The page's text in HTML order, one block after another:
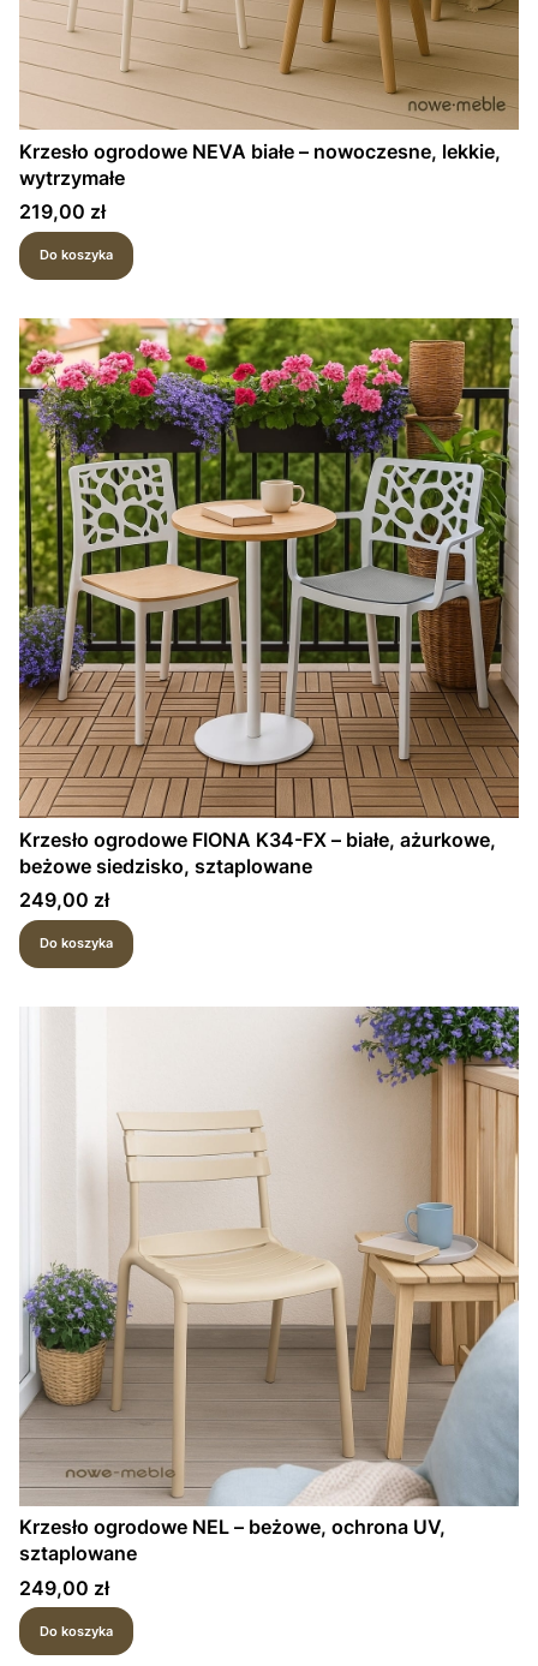
Krzesło ogrodowe NEVA białe – nowoczesne, lekkie,
wytrzymałe
Cena
219,00 zł
Do koszyka
Krzesło ogrodowe FIONA K34-FX – białe, ażurkowe,
beżowe siedzisko, sztaplowane
Cena
249,00 zł
Do koszyka
Krzesło ogrodowe NEL – beżowe, ochrona UV,
sztaplowane
Cena
249,00 zł
Do koszyka